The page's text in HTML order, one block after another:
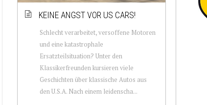
KEINE ANGST VOR US CARS!
Schlecht verarbeitet, versoffene Motoren
und eine katastrophale
Ersatzteilsituation? Unter den
Klassikerfreunden kursieren viele
Geschichten über klassische Autos aus
den U.S.A. Nach einem leidenscha...